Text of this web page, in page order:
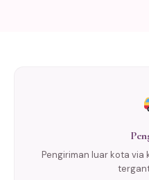
Pengiriman luar kota via